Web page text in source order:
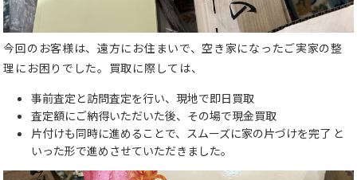
今回のお客様は、遠方にお住まいで、空き家になったご実家の整
理にお困りでした。買取に際しては、
事前査定と訪問査定を行い、現地で即日買取
査定額にご納得いただいた後、その場で現金買取
片付けも同時に進めることで、スムーズに家の片づけを完了 と
いった形で進めさせていただきました。